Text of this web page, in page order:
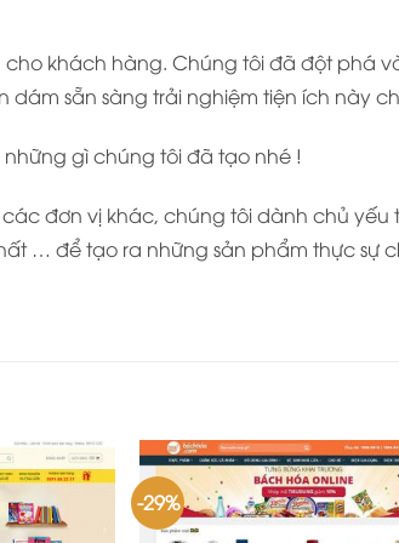
khách hàng. Chúng tôi đã đột phá
dám sẵn sàng trải nghiệm tiện ích này
gì chúng tôi đã tạo nhé !
đơn vị khác, chúng tôi dành chủ
… để tạo ra những sản phẩm thực sự
-29%